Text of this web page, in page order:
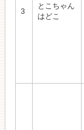
3
とこちゃん
はどこ